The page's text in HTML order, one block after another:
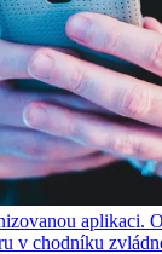
aplikaci.
v chodníku